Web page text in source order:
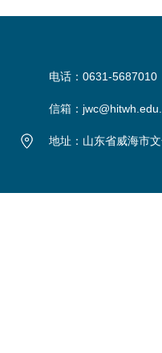
电话：0631-5687010
信箱：
地址：山东省威海市